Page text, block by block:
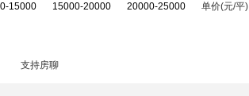
15000 15000-20000 20000-25000 单价(元/平)
支持房聊